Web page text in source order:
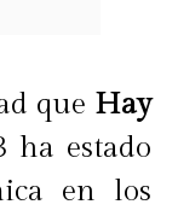
lo que
que ha
familias
que Hay
ha estado
en los